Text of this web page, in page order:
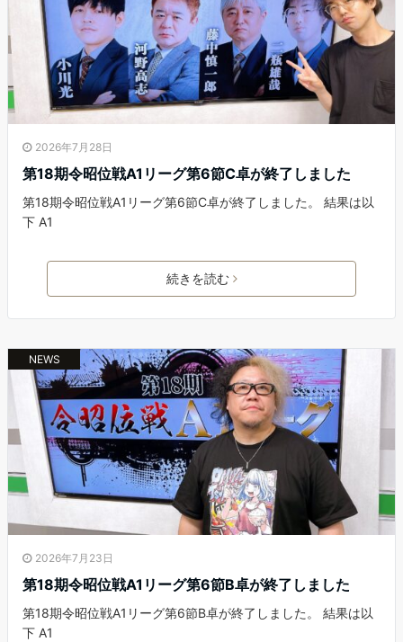
2026年7月28日
第18期令昭位戦A1リーグ第6節C卓が終了しました
第18期令昭位戦A1リーグ第6節C卓が終了しました。 結果は以
下 A1
続きを読む
NEWS
2026年7月23日
第18期令昭位戦A1リーグ第6節B卓が終了しました
第18期令昭位戦A1リーグ第6節B卓が終了しました。 結果は以
下 A1